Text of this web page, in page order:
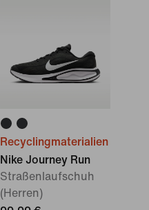
Recyclingmaterialien
Nike Journey Run
Straßenlaufschuh
(Herren)